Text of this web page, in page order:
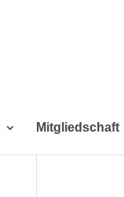
Mitgliedschaft